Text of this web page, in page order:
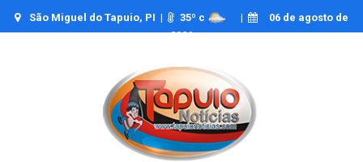
São Miguel do Tapuio, PI | 35º c |
06 de agosto de
2026